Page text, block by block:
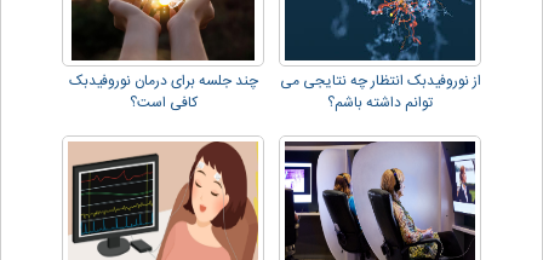
از نوروفیدبک انتظار چه نتایجی می
توانم داشته باشم؟
چند جلسه برای درمان نوروفیدبک
کافی است؟